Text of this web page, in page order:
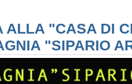
ALLA "CASA DI
"SIPARIO